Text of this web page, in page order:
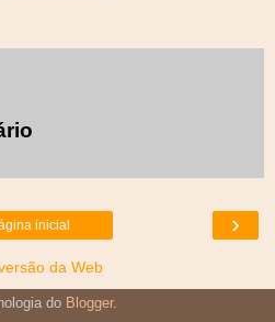
›
inicial
da Web
do Blogger.